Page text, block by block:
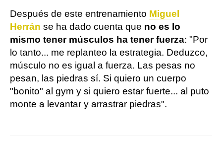
Después de este entrenamiento Miguel
Herrán se ha dado cuenta que no es lo
mismo tener músculos ha tener fuerza: "Por
lo tanto... me replanteo la estrategia. Deduzco,
músculo no es igual a fuerza. Las pesas no
pesan, las piedras sí. Si quiero un cuerpo
"bonito" al gym y si quiero estar fuerte... al puto
monte a levantar y arrastrar piedras".